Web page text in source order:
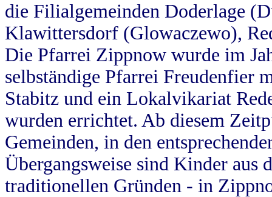
die Filialgemeinden Doderlage
Klawittersdorf (Glowaczewo),
Die Pfarrei Zippnow wurde im
selbständige Pfarrei Freudenfier
Stabitz und ein Lokalvikariat
wurden errichtet. Ab diesem
Gemeinden, in den
Übergangsweise sind Kinder aus
traditionellen Gründen - in